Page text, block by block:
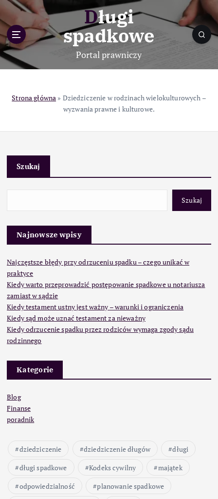
p
o
c
Długi
spadkowe
Portal prawniczy
Strona główna » Dziedziczenie w rodzinach wielokulturowych –
wyzwania prawne i kulturowe.
Szukaj
Szukaj
Najnowsze wpisy
Najczęstsze błędy przy odrzuceniu spadku – czego unikać w
praktyce
Kiedy warto przeprowadzić postępowanie spadkowe u notariusza
zamiast w sądzie
Kiedy testament ustny jest ważny – warunki i ograniczenia
Kiedy sąd może uznać testament za nieważny
Kiedy odrzucenie spadku przez rodziców wymaga zgody sądu
rodzinnego
Kategorie
Blog
Finanse
poradnik
dziedziczenie dziedziczenie długów
długi
długi spadkowe
Kodeks cywilny
majątek
odpowiedzialność
planowanie spadkowe